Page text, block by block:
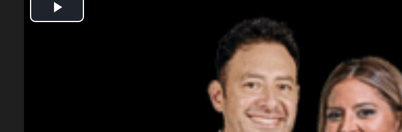
Ahora país
La inflación en CABA se
Hallaron un cuerpo en el
riacho Santa Fe e investigan
si es el kitesurfista
desaparecido